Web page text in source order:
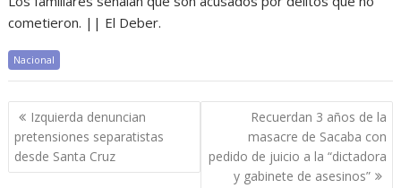
cometieron. || El Deber.
Nacional
Navegación
de
entradas
Izquierda denuncian
pretensiones separatistas
desde Santa Cruz
Recuerdan 3 años de la
masacre de Sacaba con
pedido de juicio a la “dictadora
y gabinete de asesinos”